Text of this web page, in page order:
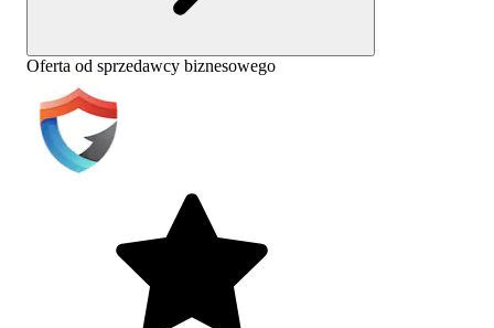
Oferta od sprzedawcy biznesowego